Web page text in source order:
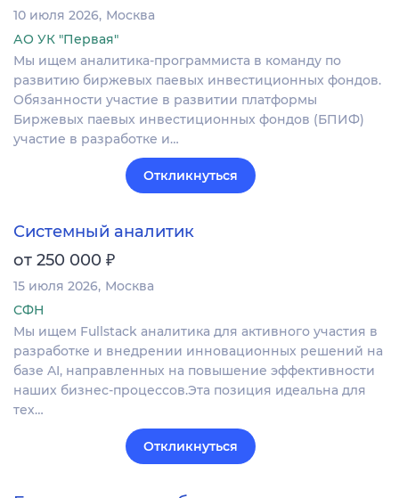
10 июля 2026 Москва
АО УК "Первая"
Мы ищем аналитика-программиста в команду по
развитию биржевых паевых инвестиционных фондов.
Обязанности участие в развитии платформы
Биржевых паевых инвестиционных фондов (БПИФ)
участие в разработке и…
Откликнуться
Системный аналитик
от 250 000 ₽
15 июля 2026 Москва
СФН
Мы ищем Fullstack аналитика для активного участия в
разработке и внедрении инновационных решений на
базе AI, направленных на повышение эффективности
наших бизнес-процессов.Эта позиция идеальна для
тех…
Откликнуться